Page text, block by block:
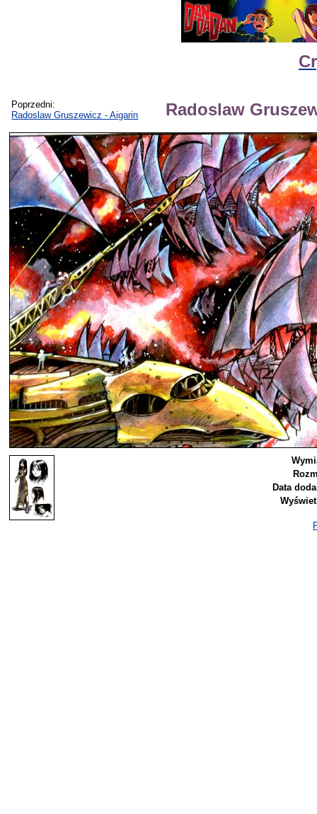
Poprzedni:
Radoslaw Gruszewicz - Aigarin
Radoslaw
Data